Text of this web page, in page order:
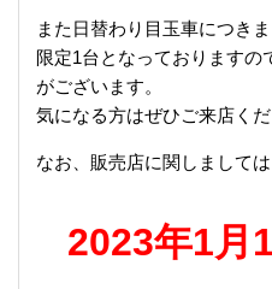
また日替わり目玉車につき
限定1台となっておりますの
がございます。
気になる方はぜひご来店くだ
なお、販売店に関しましては
2023年1月